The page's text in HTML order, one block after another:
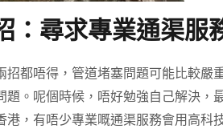
：尋求專業通渠服
招都唔得，管道堵塞問題可能比較嚴
題。呢個時候，唔好勉強自己解決，
港，有唔少專業嘅通渠服務會用高科